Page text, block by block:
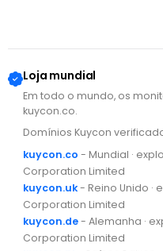
Loja mundial
Em todo o mundo, os
kuycon.co.
Domínios Kuycon
kuycon.co - Mundial ·
Corporation Limited
kuycon.uk- Reino Unido ·
Corporation Limited
kuycon.de- Alemanha ·
Corporation Limited